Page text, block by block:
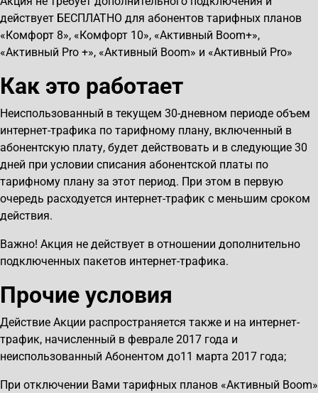
действует БЕСПЛАТНО для абонентов тарифных планов
«Комфорт 8», «Комфорт 10», «Активный Boom+»,
«Активный Pro +», «Активный Boom» и «Активный Pro»
Как это работает
Неиспользованный в текущем 30-дневном периоде объем
интернет-трафика по тарифному плану, включенный в
абонентскую плату, будет действовать и в следующие 30
дней при условии списания абонентской платы по
тарифному плану за этот период. При этом в первую
очередь расходуется интернет-трафик с меньшим сроком
действия.
Важно! Акция не действует в отношении дополнительно
подключенных пакетов интернет-трафика.
Прочие условия
Действие Акции распространяется также и на интернет-
трафик, начисленный в феврале 2017 года и
неиспользованный Абонентом до11 марта 2017 года;
При отключении Вами тарифных планов «Активный Boom»